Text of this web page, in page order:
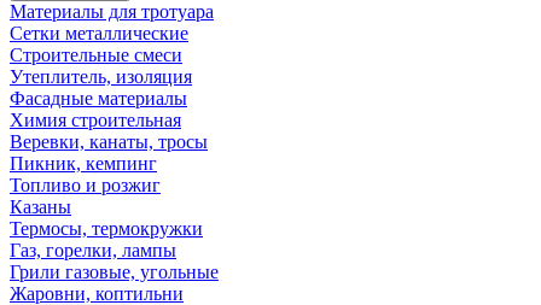
Материалы для тротуара
Сетки металлические
Строительные смеси
Утеплитель, изоляция
Фасадные материалы
Химия строительная
Веревки, канаты, тросы
Пикник, кемпинг
Топливо и розжиг
Казаны
Термосы, термокружки
Газ, горелки, лампы
Грили газовые, угольные
Жаровни, коптильни